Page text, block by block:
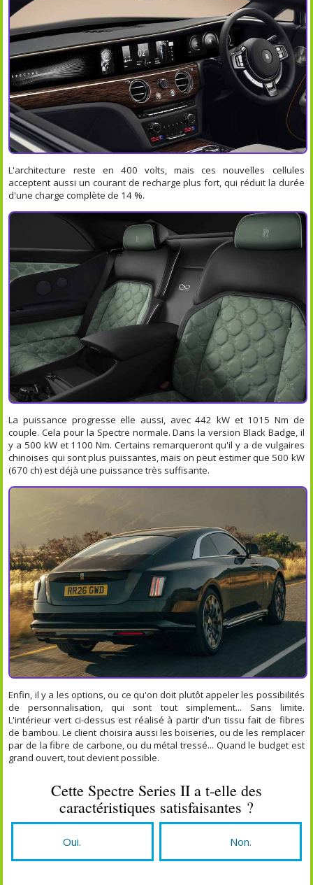
L'architecture reste en 400 volts, mais ces nouvelles cellules
acceptent aussi un courant de recharge plus fort, qui réduit la durée
d'une charge complète de 14 %.
La puissance progresse elle aussi, avec 442 kW et 1015 Nm de
couple. Cela pour la Spectre normale. Dans la version Black Badge, il
y a 500 kW et 1100 Nm. Certains remarqueront qu'il y a de vulgaires
chinoises qui sont plus puissantes, mais on peut estimer que 500 kW
(670 ch) est déjà une puissance très suffisante.
Enfin, il y a les options, ou ce qu'on doit plutôt appeler les possibilités
de personnalisation, qui sont tout simplement... Sans limite.
L'intérieur vert ci-dessus est réalisé à partir d'un tissu fait de fibres
de bambou. Le client choisira aussi les boiseries, ou de les remplacer
par de la fibre de carbone, ou du métal tressé... Quand le budget est
grand ouvert, tout devient possible.
Cette Spectre Series II a t-elle des
caractéristiques satisfaisantes ?
Oui. Non.